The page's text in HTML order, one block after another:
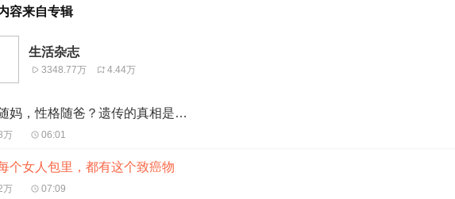
容来自专辑
生活杂志
3348.77万 4.44万
妈，性格随爸？遗传的真相是…
万 06:01
个女人包里，都有这个致癌物
万 07:09